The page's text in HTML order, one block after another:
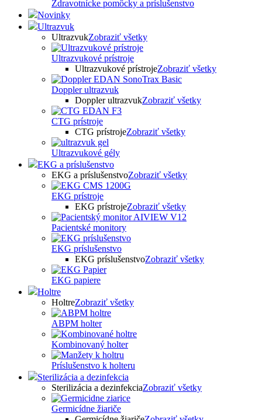
Zdravotnícke pomôcky a príslušenstvo
Novinky
Ultrazvuk
UltrazvukZobraziť všetky
Ultrazvukové prístroje
Ultrazvukové prístrojeZobraziť všetky
Doppler ultrazvuk
Doppler ultrazvukZobraziť všetky
CTG prístroje
CTG prístrojeZobraziť všetky
Ultrazvukové gély
EKG a príslušenstvo
EKG a príslušenstvoZobraziť všetky
EKG prístroje
EKG prístrojeZobraziť všetky
Pacientské monitory
EKG príslušenstvo
EKG príslušenstvoZobraziť všetky
EKG papiere
Holtre
HoltreZobraziť všetky
ABPM holter
Kombinovaný holter
Príslušenstvo k holteru
Sterilizácia a dezinfekcia
Sterilizácia a dezinfekciaZobraziť všetky
Germicídne žiariče